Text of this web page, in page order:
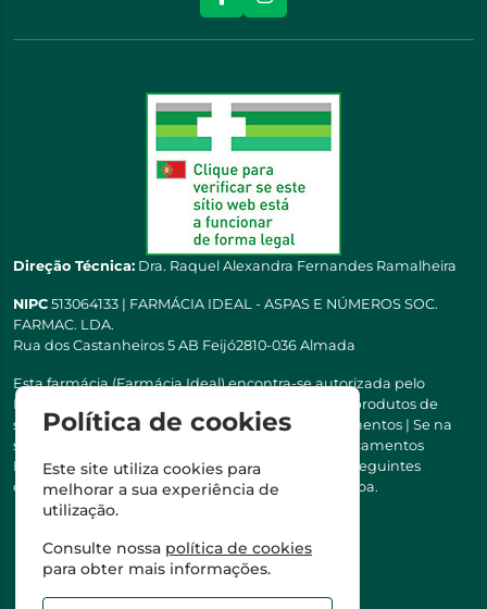
Direção Técnica: Dra. Raquel Alexandra Fernandes Ramalheira
NIPC 513064133 | FARMÁCIA IDEAL - ASPAS E NÚMEROS SOC.
FARMAC. LDA.
Rua dos Castanheiros 5 AB Feijó2810-036 Almada
Esta farmácia (Farmácia Ideal) encontra-se autorizada pelo
INFARMED para a dispensa de medicamentos e produtos de
saúde ao domicílio e através da internet. Medicamentos | Se na
sua receita tiver MSRM, MNSRM, MSRMV ou Medicamentos
Manipulados, estes só podem ser entregues nos seguintes
concelhos: Almada, Seixal, Sesimbra, Oeiras e Lisboa.
Política de cookies
Este site utiliza cookies para
melhorar a sua experiência de
utilização.
Consulte nossa política de cookies
para obter mais informações.